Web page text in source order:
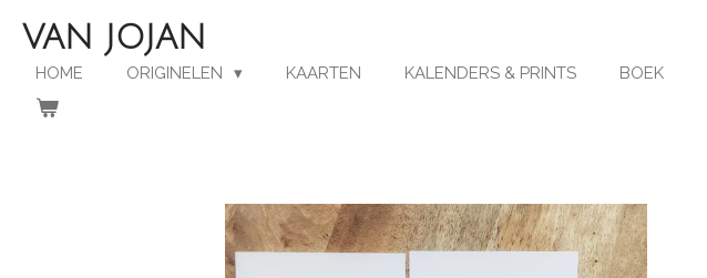
Ga
direct
naar
hoofdinhoud
VAN JOJAN
HOME ORIGINELEN KAARTEN KALENDERS & PRINTS BOEK